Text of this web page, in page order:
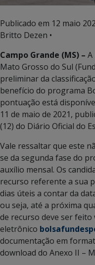
Publicado em 12 maio
Britto Dezen •
Campo Grande (MS) – A
Mato Grosso do Sul
preliminar da
benefício do programa
pontuação está
11 de maio de 2021,
(12) do Diário Oficial do
Vale ressaltar que este
se da segunda fase do
auxílio mensal. Os
recurso referente a sua
dias úteis a contar da
ou seja, até a próxima
de recurso deve ser feito
eletrônico
documentação em
download do Anexo II –